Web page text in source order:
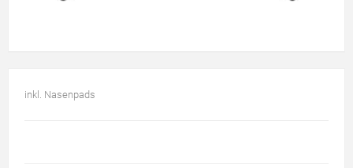
inkl. Nasenpads